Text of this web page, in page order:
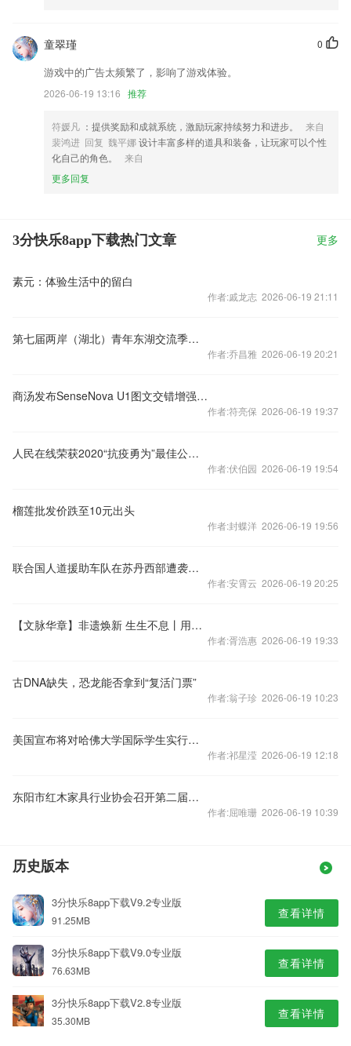
0
童翠瑾
游戏中的广告太频繁了，影响了游戏体验。
2026-06-19 13:16 推荐
符媛凡 ：提供奖励和成就系统，激励玩家持续努力和进步。
来自
裴鸿进 回复 魏平娜设计丰富多样的道具和装备，让玩家可以个性
化自己的角色。
来自
更多回复
3分快乐8app下载热门文章 更多
素元：体验生活中的留白
作者:戚龙志 2026-06-19 21:11
第七届两岸（湖北）青年东湖交流季在武汉启动
作者:乔昌雅 2026-06-19 20:21
商汤发布SenseNova U1图文交错增强版模型,支持多页连续创作
作者:符亮保 2026-06-19 19:37
人民在线荣获2020“抗疫勇为”最佳公益实践雇主称号
作者:伏伯园 2026-06-19 19:54
榴莲批发价跌至10元出头
作者:封蝶洋 2026-06-19 19:56
联合国人道援助车队在苏丹西部遭袭致5人死亡
作者:安霄云 2026-06-19 20:25
【文脉华章】非遗焕新 生生不息丨用太极招式来炒茶！西湖龙井如何“撩”动全世界的心？
作者:胥浩惠 2026-06-19 19:33
古DNA缺失，恐龙能否拿到“复活门票”
作者:翁子珍 2026-06-19 10:23
美国宣布将对哈佛大学国际学生实行签证限制
作者:祁星滢 2026-06-19 12:18
东阳市红木家具行业协会召开第二届第四次会员代表大会
作者:屈唯珊 2026-06-19 10:39
历史版本
3分快乐8app下载V9.2专业版
91.25MB 查看详情
3分快乐8app下载V9.0专业版
76.63MB 查看详情
3分快乐8app下载V2.8专业版
35.30MB 查看详情